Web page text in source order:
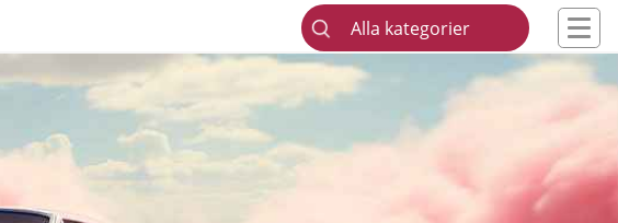
Alla kategorier